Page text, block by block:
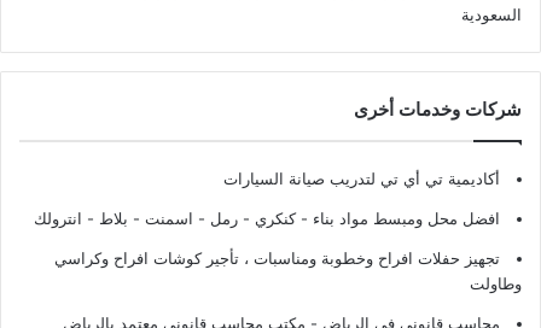
السعودية
شركات وخدمات أخرى
أكاديمية تي أي تي لتدريب صيانة السيارات
افضل محل ومبسط مواد بناء - كنكري - رمل - اسمنت - بلاط - انترولك
تجهيز حفلات افراح وخطوبة ومناسبات ، تأجير كوشات افراح وكراسي
وطاولت
محاسب قانوني في الرياض - مكتب محاسب قانوني معتمد بالرياض